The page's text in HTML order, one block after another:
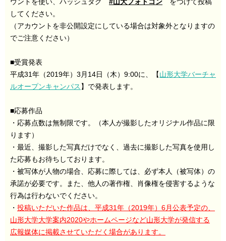
してください。
（アカウントを非公開設定にしている場合は対象外となりますの
でご注意ください）
■受賞発表
平成31年（2019年）3月14日（木）9:00に、【山形大学バーチャ
ルオープンキャンパス 】で発表します。
■応募作品
・応募点数は無制限です。（本人が撮影したオリジナル作品に限
ります）
・最近、撮影した写真だけでなく、過去に撮影した写真を使用し
た応募もお待ちしております。
・被写体が人物の場合、応募に際しては、必ず本人（被写体）の
承諾が必要です。また、他人の著作権、肖像権を侵害するような
行為は行わないでください。
・ 投稿いただいた作品は、平成31年（2019年）6月公表予定の、
山形大学大学案内2020やホームページなど山形大学が発信する
広報媒体に掲載させていただく場合があります。